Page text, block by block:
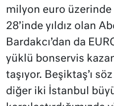
milyon euro
28’inde yıldız olan
Bardakcı’dan da
yüklü bonservis
taşıyor. Beşiktaş’ı
diğer iki İstanbul